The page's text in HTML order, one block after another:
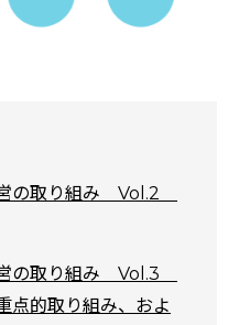
営の取り組み Vol.2
営の取り組み Vol.3
点的取り組み、およ